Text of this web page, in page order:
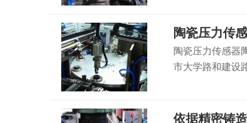
陶瓷压力传
陶瓷压力传感器
市大学路和建设
依据精密铸